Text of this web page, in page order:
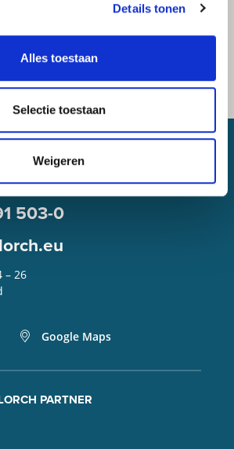
Details tonen
Alles toestaan
Selectie toestaan
Weigeren
GmbH
503-0
– 26
Google Maps
PARTNER